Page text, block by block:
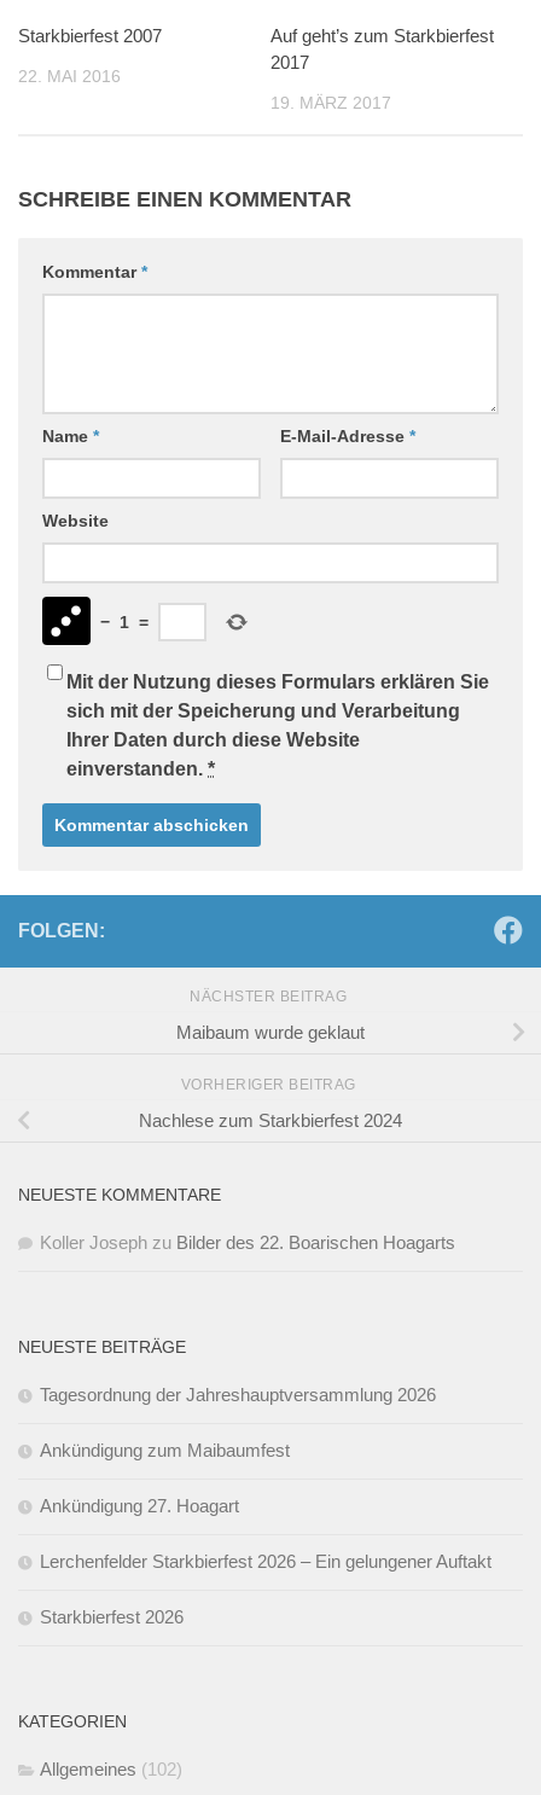
Starkbierfest 2007
22. MAI 2016
Auf geht’s zum Starkbierfest
2017
19. MÄRZ 2017
SCHREIBE EINEN KOMMENTAR
Kommentar*
Name * E-Mail-Adresse *
Website
− 1 =
Mit der Nutzung dieses Formulars erklären Sie
sich mit der Speicherung und Verarbeitung
Ihrer Daten durch diese Website
einverstanden. *
FOLGEN:
NÄCHSTER BEITRAG
Maibaum wurde geklaut
VORHERIGER BEITRAG
Nachlese zum Starkbierfest 2024
NEUESTE KOMMENTARE
Koller Joseph zu Bilder des 22. Boarischen Hoagarts
NEUESTE BEITRÄGE
Tagesordnung der Jahreshauptversammlung 2026
Ankündigung zum Maibaumfest
Ankündigung 27. Hoagart
Lerchenfelder Starkbierfest 2026 – Ein gelungener Auftakt
Starkbierfest 2026
KATEGORIEN
Allgemeines (102)